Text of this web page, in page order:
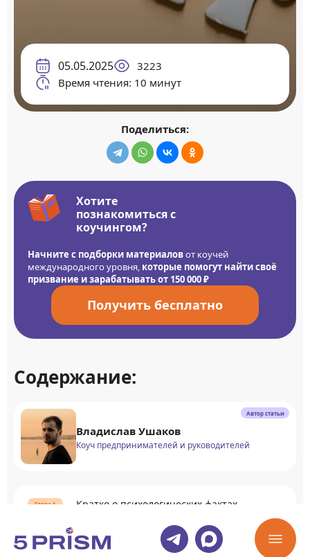
05.05.2025
3223
Время чтения: 10 минут
Поделиться:
Хотите
познакомиться с
коучингом?
Начните с подборки материаловот коучей
международного уровня, которые помогут найти своё
призвание и зарабатывать от 150 000 ₽
Получить бесплатно
Содержание:
Автор статьи
Владислав Ушаков
Коуч предпринимателей и руководителей
Кратко о психологических фактах
Виды психологических фактов